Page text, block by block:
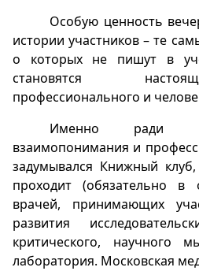
Особую ценность
истории участников – те
о которых не пишут в
становятся
профессионального и
Именно ради
взаимопонимания и
задумывался Книжный
проходит (обязательно
врачей, принимающих
развития
критического, научного
лаборатория. Московская